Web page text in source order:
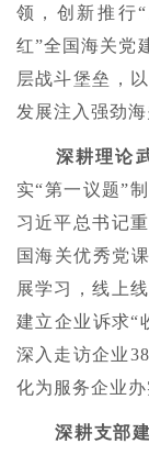
领，创新推行
红”全国海关党
层战斗堡垒，
发展注入强劲海
深耕理论
实“第一议题”
习近平总书记
国海关优秀党
展学习，线上
建立企业诉求
深入走访企业
化为服务企业办
深耕支部建